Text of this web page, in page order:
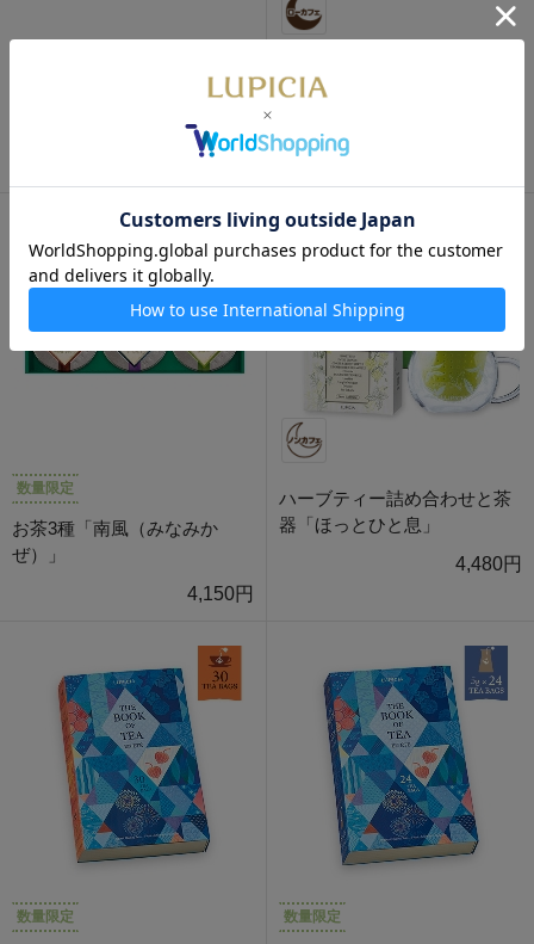
3,500円
お茶詰め合わせとお菓子「レ
数量限定
お茶3種「南風（みなみか
ぜ）」
4,150円
ハーブティー詰め合わせと茶
器「ほっとひと息」
4,480円
数量限定 数量限定